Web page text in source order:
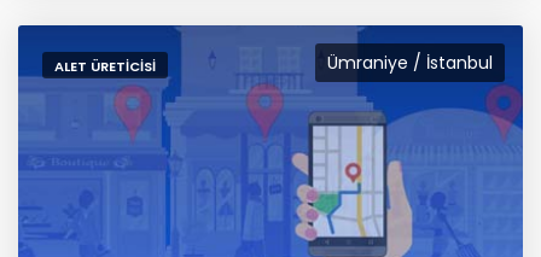
Ümraniye / İstanbul
ALET ÜRETICISI